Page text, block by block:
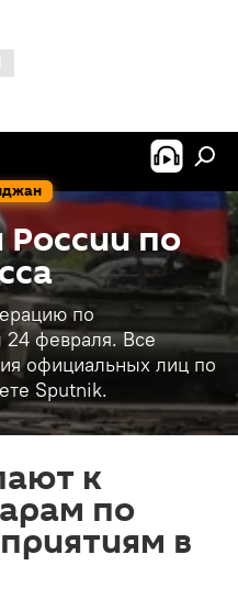
по
по
24 февраля. Все
официальных лиц по
Sputnik.
к
по
в